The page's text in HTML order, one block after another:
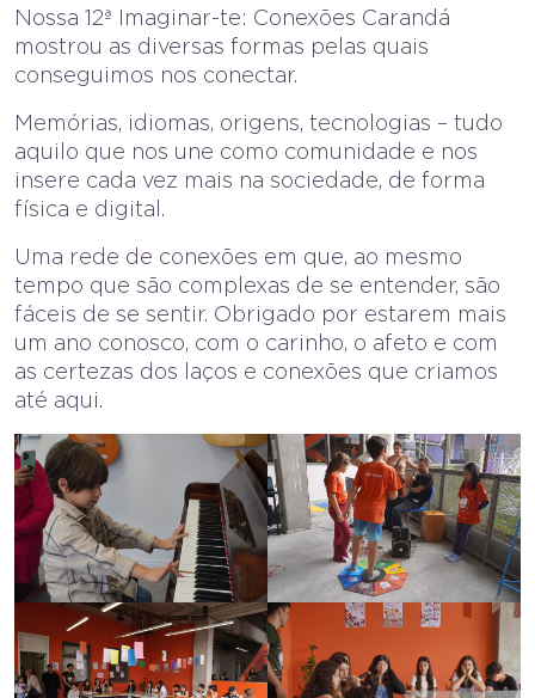
Nossa 12ª Imaginar-te: Conexões Carandá
mostrou as diversas formas pelas quais
conseguimos nos conectar.
Memórias, idiomas, origens, tecnologias – tudo
aquilo que nos une como comunidade e nos
insere cada vez mais na sociedade, de forma
física e digital.
Uma rede de conexões em que, ao mesmo
tempo que são complexas de se entender, são
fáceis de se sentir. Obrigado por estarem mais
um ano conosco, com o carinho, o afeto e com
as certezas dos laços e conexões que criamos
até aqui.